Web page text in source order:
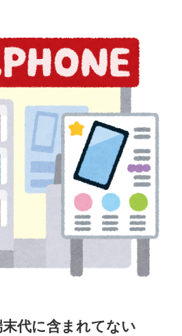
末代に含まれてない